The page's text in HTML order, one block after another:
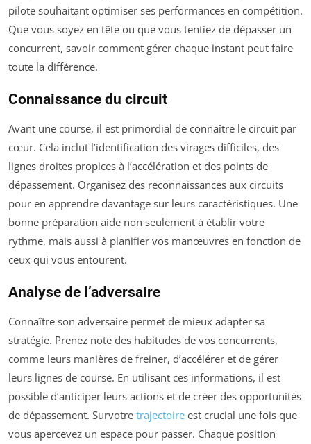
pilote souhaitant optimiser ses performances en compétition.
Que vous soyez en tête ou que vous tentiez de dépasser un
concurrent, savoir comment gérer chaque instant peut faire
toute la différence.
Connaissance du circuit
Avant une course, il est primordial de connaître le circuit par
cœur. Cela inclut l’identification des virages difficiles, des
lignes droites propices à l’accélération et des points de
dépassement. Organisez des reconnaissances aux circuits
pour en apprendre davantage sur leurs caractéristiques. Une
bonne préparation aide non seulement à établir votre
rythme, mais aussi à planifier vos manœuvres en fonction de
ceux qui vous entourent.
Analyse de l’adversaire
Connaître son adversaire permet de mieux adapter sa
stratégie. Prenez note des habitudes de vos concurrents,
comme leurs manières de freiner, d’accélérer et de gérer
leurs lignes de course. En utilisant ces informations, il est
possible d’anticiper leurs actions et de créer des opportunités
de dépassement. Survotre trajectoire est crucial une fois que
vous apercevez un espace pour passer. Chaque position